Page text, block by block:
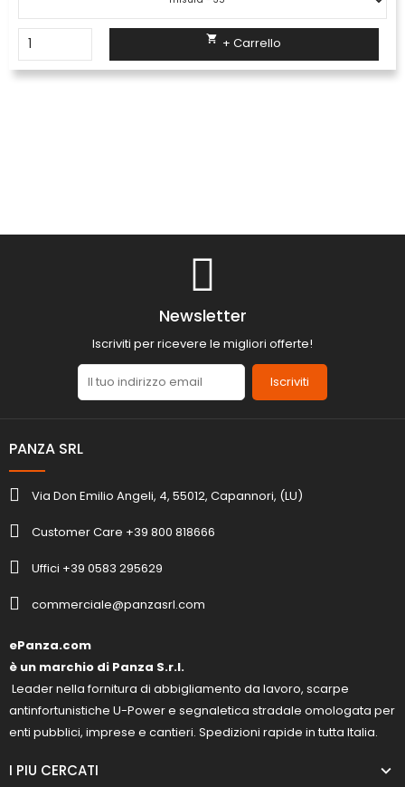
 + Carrello
Newsletter
Iscriviti per ricevere le migliori offerte!
Iscriviti
PANZA SRL
Via Don Emilio Angeli, 4, 55012, Capannori, (LU)
Customer Care +39 800 818666
Uffici +39 0583 295629
commerciale@panzasrl.com
ePanza.com
è un marchio di Panza S.r.l.
Leader nella fornitura di abbigliamento da lavoro, scarpe
antinfortunistiche U-Power e segnaletica stradale omologata per
enti pubblici, imprese e cantieri. Spedizioni rapide in tutta Italia.
I PIU CERCATI